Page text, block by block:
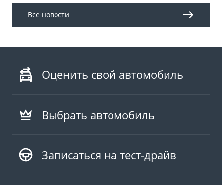
Все новости
Оценить свой автомобиль
Выбрать автомобиль
Записаться на тест-драйв